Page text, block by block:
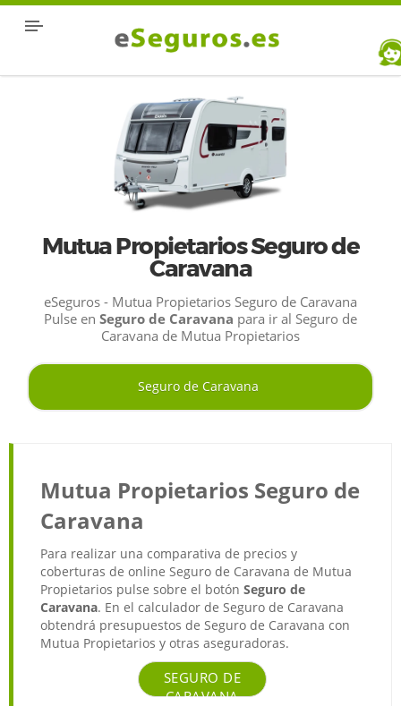
Mutua Propietarios Seguro de
Caravana
eSeguros - Mutua Propietarios Seguro de Caravana
Pulse en Seguro de Caravana para ir al Seguro de
Caravana de Mutua Propietarios
Seguro de Caravana
Mutua Propietarios Seguro de
Caravana
Para realizar una comparativa de precios y
coberturas de online Seguro de Caravana de Mutua
Propietarios pulse sobre el botón Seguro de
Caravana. En el calculador de Seguro de Caravana
obtendrá presupuestos de Seguro de Caravana con
Mutua Propietarios y otras aseguradoras.
SEGURO DE
CARAVANA